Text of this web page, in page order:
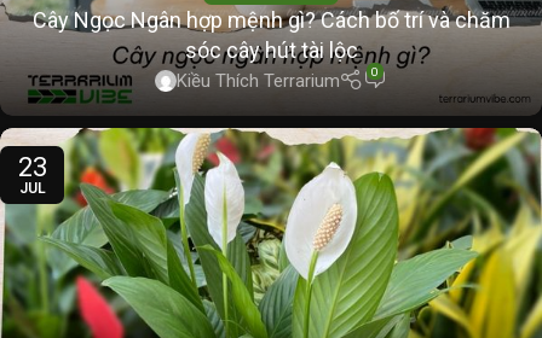
Cây Ngọc Ngân hợp mệnh gì? Cách bố trí và chăm
sóc cây hút tài lộc
Kiều Thích Terrarium 0
23
JUL